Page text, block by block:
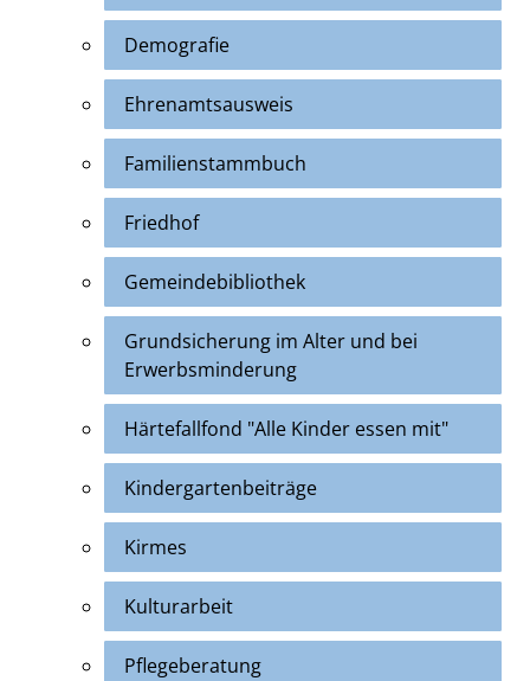
Demografie
Ehrenamtsausweis
Familienstammbuch
Friedhof
Gemeindebibliothek
Grundsicherung im Alter und bei
Erwerbsminderung
Härtefallfond "Alle Kinder essen mit"
Kindergartenbeiträge
Kirmes
Kulturarbeit
Pflegeberatung